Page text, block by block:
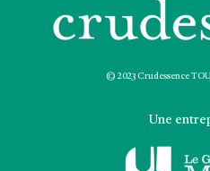
© 2023 Crudessence
Une